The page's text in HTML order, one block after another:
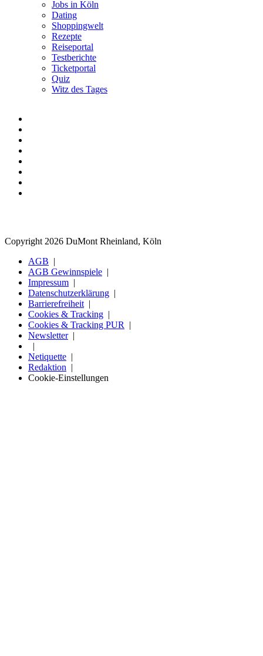
Jobs in Köln
Dating
Shoppingwelt
Rezepte
Reiseportal
Testberichte
Ticketportal
Quiz
Witz des Tages
Copyright 2026 DuMont Rheinland, Köln
AGB
AGB Gewinnspiele
Impressum
Datenschutzerklärung
Barrierefreiheit
Cookies & Tracking
Cookies & Tracking PUR
Newsletter
Netiquette
Redaktion
Cookie-Einstellungen